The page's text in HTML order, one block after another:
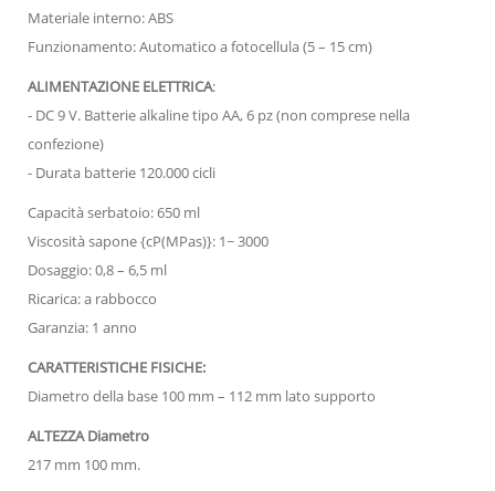
Materiale interno: ABS
Funzionamento: Automatico a fotocellula (5 – 15 cm)
ALIMENTAZIONE ELETTRICA:
- DC 9 V. Batterie alkaline tipo AA, 6 pz (non comprese nella
confezione)
- Durata batterie 120.000 cicli
Capacità serbatoio: 650 ml
Viscosità sapone {cP(MPas)}: 1~ 3000
Dosaggio: 0,8 – 6,5 ml
Ricarica: a rabbocco
Garanzia: 1 anno
CARATTERISTICHE FISICHE:
Diametro della base 100 mm – 112 mm lato supporto
ALTEZZA Diametro
217 mm 100 mm.